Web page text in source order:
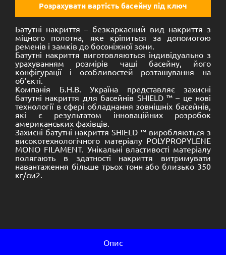
Розрахувати вартість басейну під ключ
Батутні накриття – безкаркасний вид накриття з
міцного полотна, яке кріпиться за допомогою
ременів і замків до босоніжної зони.
Батутні накриття виготовляються індивідуально з
урахуванням розмірів чаші басейну, його
конфігурації і особливостей розташування на
об’єкті.
Компанія Б.Н.В. Україна представляє захисні
батутні накриття для басейнів SHIELD ™ – це нові
технології в сфері обладнання зовнішніх басейнів,
які є результатом інноваційних розробок
американських фахівців.
Захисні батутні накриття SHIELD ™ виробляються з
високотехнологічного матеріалу POLYPROPYLENE
MONO FILAMENT. Унікальні властивості матеріалу
полягають в здатності накриття витримувати
навантаження більше трьох тонн або близько 350
кг/см2.
Опис